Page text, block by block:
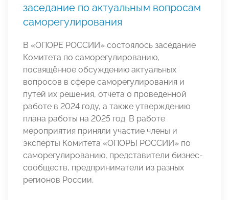
заседание по актуальным вопросам
саморегулирования
В «ОПОРЕ РОССИИ» состоялось заседание
Комитета по саморегулированию,
посвящённое обсуждению актуальных
вопросов в сфере саморегулирования и
путей их решения, отчета о проведенной
работе в 2024 году, а также утверждению
плана работы на 2025 год. В работе
мероприятия приняли участие члены и
эксперты Комитета «ОПОРЫ РОССИИ» по
саморегулированию, представители бизнес-
сообществ, предприниматели из разных
регионов России.